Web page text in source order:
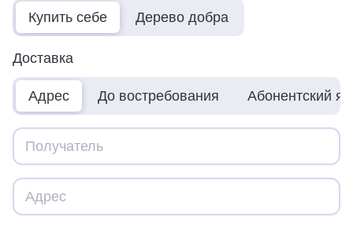
Купить себе Дерево добра
Доставка
Адрес До востребования Абонентский